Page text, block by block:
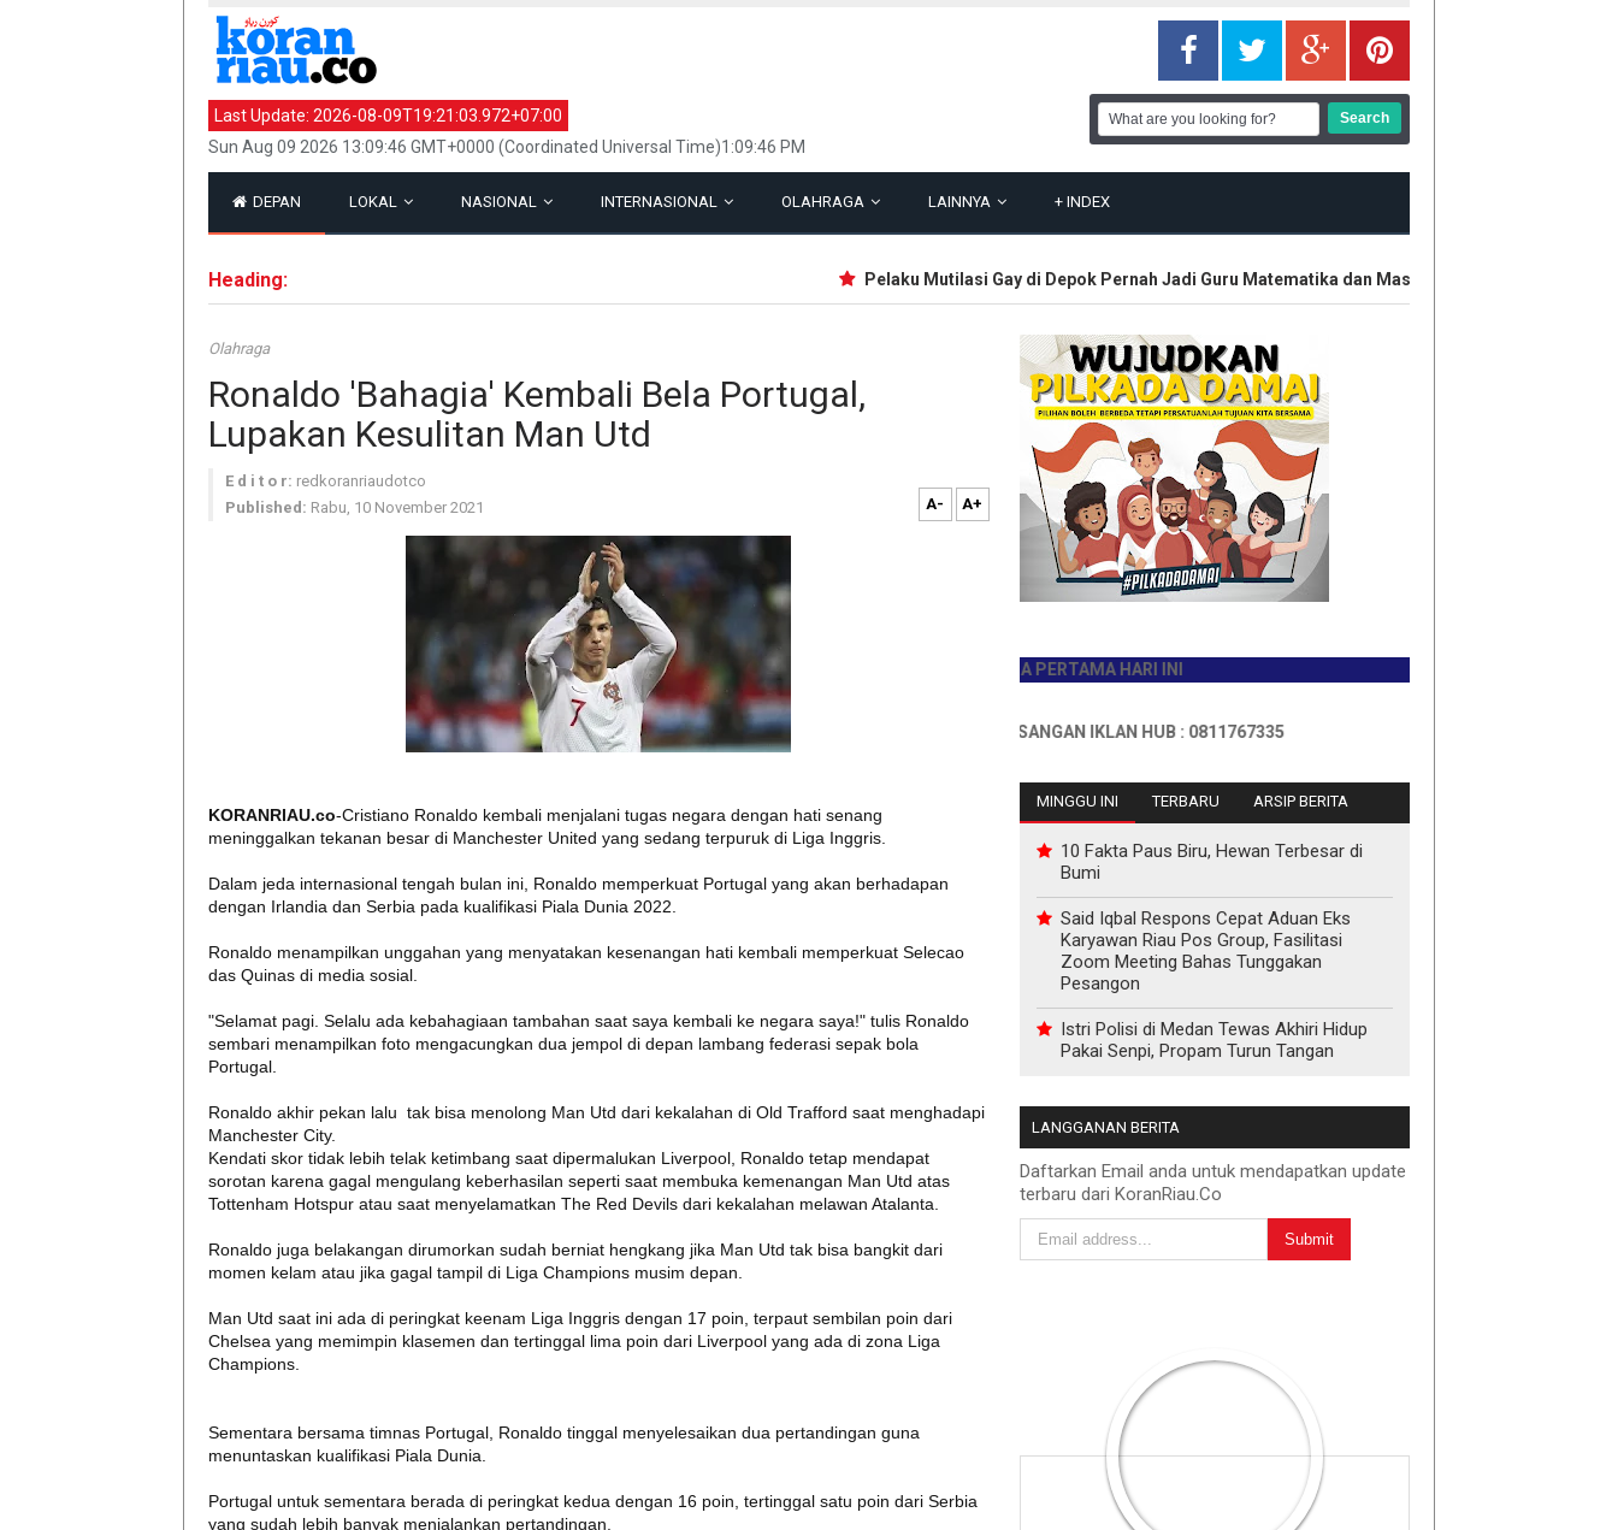
Last Update: 2026-08-09T19:21:03.972+07:00
Sun Aug 09 2026 13:09:46 GMT+0000 (Coordinated Universal Time)1:09:46 PM
DEPAN LOKAL NASIONAL INTERNASIONAL OLAHRAGA LAINNYA + INDEX
Heading: Pelaku Mutilasi Gay di Depok Pernah Jadi Guru Matematika dan Masuk TV
Olahraga
Ronaldo 'Bahagia' Kembali Bela Portugal,
Lupakan Kesulitan Man Utd
E d i t o r: redkoranriaudotco
Published: Rabu, 10 November 2021 A- A+
KORANRIAU.co-Cristiano Ronaldo kembali menjalani tugas negara dengan hati senang
meninggalkan tekanan besar di Manchester United yang sedang terpuruk di Liga Inggris.
Dalam jeda internasional tengah bulan ini, Ronaldo memperkuat Portugal yang akan berhadapan
dengan Irlandia dan Serbia pada kualifikasi Piala Dunia 2022.
Ronaldo menampilkan unggahan yang menyatakan kesenangan hati kembali memperkuat Selecao
das Quinas di media sosial.
"Selamat pagi. Selalu ada kebahagiaan tambahan saat saya kembali ke negara saya!" tulis Ronaldo
sembari menampilkan foto mengacungkan dua jempol di depan lambang federasi sepak bola
Portugal.
Ronaldo akhir pekan lalu tak bisa menolong Man Utd dari kekalahan di Old Trafford saat menghadapi
Manchester City.
Kendati skor tidak lebih telak ketimbang saat dipermalukan Liverpool, Ronaldo tetap mendapat
sorotan karena gagal mengulang keberhasilan seperti saat membuka kemenangan Man Utd atas
Tottenham Hotspur atau saat menyelamatkan The Red Devils dari kekalahan melawan Atalanta.
Ronaldo juga belakangan dirumorkan sudah berniat hengkang jika Man Utd tak bisa bangkit dari
momen kelam atau jika gagal tampil di Liga Champions musim depan.
Man Utd saat ini ada di peringkat keenam Liga Inggris dengan 17 poin, terpaut sembilan poin dari
Chelsea yang memimpin klasemen dan tertinggal lima poin dari Liverpool yang ada di zona Liga
Champions.
Sementara bersama timnas Portugal, Ronaldo tinggal menyelesaikan dua pertandingan guna
menuntaskan kualifikasi Piala Dunia.
Portugal untuk sementara berada di peringkat kedua dengan 16 poin, tertinggal satu poin dari Serbia
yang sudah lebih banyak menjalankan pertandingan.
JADILAH PEMBACA PERTAMA HARI INI
INFO PEMASANGAN IKLAN HUB : 0811767335
MINGGU INI TERBARU ARSIP BERITA
10 Fakta Paus Biru, Hewan Terbesar di
Bumi
Said Iqbal Respons Cepat Aduan Eks
Karyawan Riau Pos Group, Fasilitasi
Zoom Meeting Bahas Tunggakan
Pesangon
Istri Polisi di Medan Tewas Akhiri Hidup
Pakai Senpi, Propam Turun Tangan
LANGGANAN BERITA
Daftarkan Email anda untuk mendapatkan update
terbaru dari KoranRiau.Co